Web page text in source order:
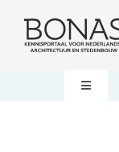
naar
BerichtenToggle